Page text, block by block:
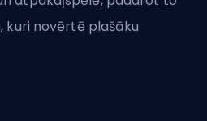
kuri novērtē plašāku